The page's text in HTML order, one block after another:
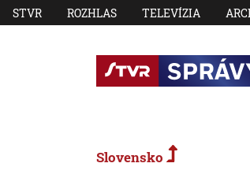
STVR ROZHLAS TELEVÍZIA
Slovensko